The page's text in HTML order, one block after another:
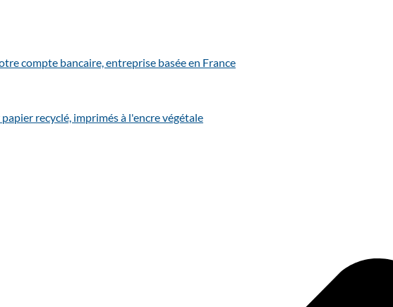
compte bancaire, entreprise basée en France
recyclé, imprimés à l'encre végétale